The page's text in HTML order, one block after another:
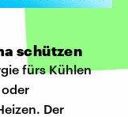
schützen
fürs Kühlen
Der